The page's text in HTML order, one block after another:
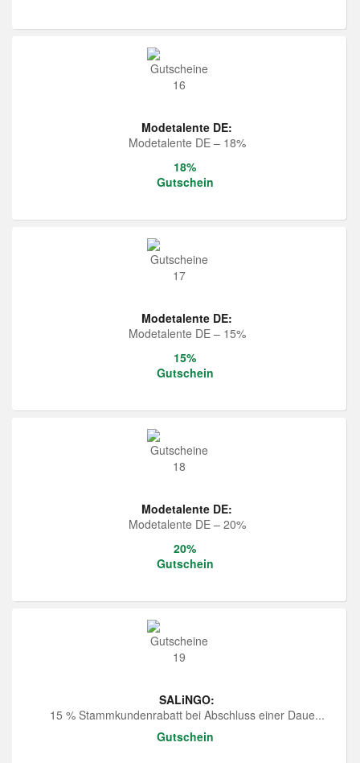
Modetalente DE:
Modetalente DE – 18%
18%
Gutschein
Modetalente DE:
Modetalente DE – 15%
15%
Gutschein
Modetalente DE:
Modetalente DE – 20%
20%
Gutschein
SALiNGO:
15 % Stammkundenrabatt bei Abschluss einer Daue...
Gutschein